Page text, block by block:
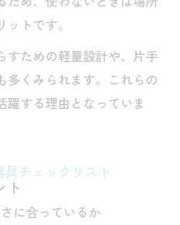
トです。
すための軽量設計や、片手
多くみられます。これらの
躍する理由となっていま
チェックリスト
ト
に合っているか